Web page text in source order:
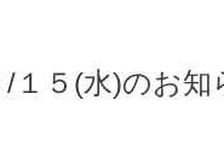
/１５(水)のお知